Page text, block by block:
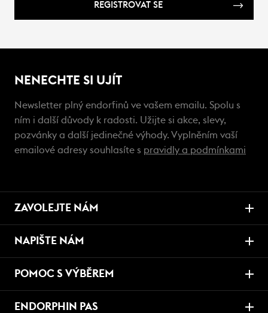
REGISTROVAT SE
NENECHTE SI UJÍT
Newsletter plný endorfinů ve vašem emailu. Spolu s
ním i další důvody k radosti. Užijte si akce, slevy,
pozvánky a další jedinečné výhody. Vyplněním vaší
emailové adresy souhlasíte s pravidly a podmínkami
ZAVOLEJTE NÁM
NAPIŠTE NÁM
POMOC S VÝBĚREM
ENDORPHIN PAS